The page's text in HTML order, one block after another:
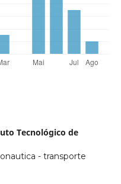
Tecnológico de
- transporte